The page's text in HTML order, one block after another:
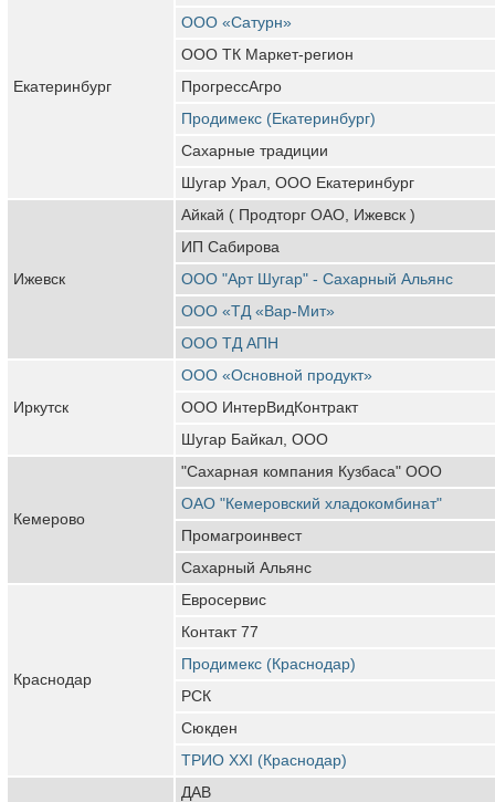
Екатеринбург
ООО «Сатурн»
ООО ТК Маркет-регион
ПрогрессАгро
Продимекс (Екатеринбург)
Сахарные традиции
Шугар Урал, ООО Екатеринбург
Ижевск
Айкай ( Продторг ОАО, Ижевск )
ИП Сабирова
ООО "Арт Шугар" - Сахарный Альянс
ООО «ТД «Вар-Мит»
ООО ТД АПН
Иркутск
ООО «Основной продукт»
ООО ИнтерВидКонтракт
Шугар Байкал, ООО
Кемерово
"Сахарная компания Кузбаса" ООО
ОАО "Кемеровский хладокомбинат"
Промагроинвест
Сахарный Альянс
Краснодар
Евросервис
Контакт 77
Продимекс (Краснодар)
РСК
Сюкден
ТРИО XXI (Краснодар)
ДАВ